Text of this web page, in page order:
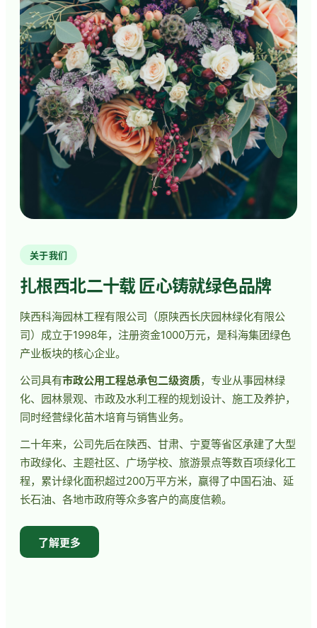
关于我们
扎根西北二十载 匠心铸就绿色品牌
陕西科海园林工程有限公司（原陕西长庆园林绿化有限公
司）成立于1998年，注册资金1000万元，是科海集团绿色
产业板块的核心企业。
公司具有市政公用工程总承包二级资质，专业从事园林绿
化、园林景观、市政及水利工程的规划设计、施工及养护，
同时经营绿化苗木培育与销售业务。
二十年来，公司先后在陕西、甘肃、宁夏等省区承建了大型
市政绿化、主题社区、广场学校、旅游景点等数百项绿化工
程，累计绿化面积超过200万平方米，赢得了中国石油、延
长石油、各地市政府等众多客户的高度信赖。
了解更多